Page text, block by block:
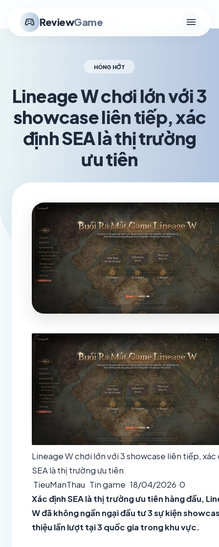
stadia_controller ReviewGame menu
HÓNG HỚT
Lineage W chơi lớn với 3
showcase liên tiếp, xác
định SEA là thị trường
ưu tiên
Lineage W chơi lớn với 3 showcase liên tiếp, xác
SEA là thị trường ưu tiên
TieuManThau Tin game 18/04/2026 0
Xác định SEA là thị trường ưu tiên hàng đầu,
W đã không ngần ngại đầu tư 3 sự kiện
thiệu lần lượt tại 3 quốc gia trong khu vực.